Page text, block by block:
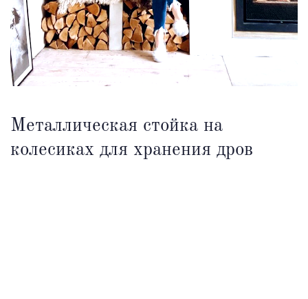
Металлическая стойка на
колесиках для хранения дров